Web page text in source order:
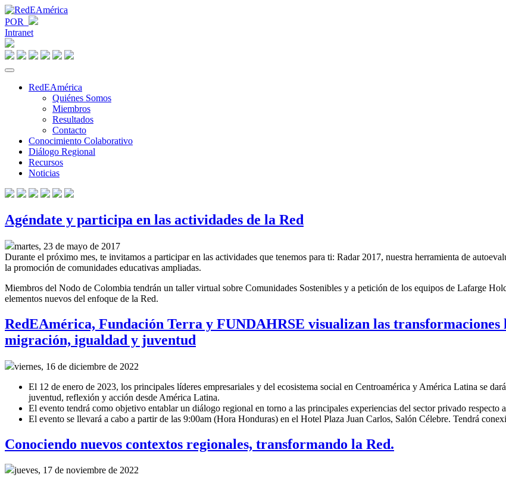
POR
Intranet
RedEAmérica
Quiénes Somos
Miembros
Resultados
Contacto
Conocimiento Colaborativo
Diálogo Regional
Recursos
Noticias
Agéndate y participa en las actividades de la Red
martes, 23 de mayo de 2017
Durante el próximo mes, te invitamos a participar en las actividades que tenemos para ti: Radar 2017, nuestra herramienta de
la promoción de comunidades educativas ampliadas.
Miembros del Nodo de Colombia tendrán un taller virtual sobre Comunidades Sostenibles y a petición de los equipos de Lafarge
elementos nuevos del enfoque de la Red.
RedEAmérica, Fundación Terra y FUNDAHRSE visualizan las transformaciones
migración, igualdad y juventud
viernes, 16 de diciembre de 2022
El 12 de enero de 2023, los principales líderes empresariales y del ecosistema social en Centroamérica y América Latina se
juventud, reflexión y acción desde América Latina.
El evento tendrá como objetivo entablar un diálogo regional en torno a las principales experiencias del sector privado
El evento se llevará a cabo a partir de las 9:00am (Hora Honduras) en el Hotel Plaza Juan Carlos, Salón Célebre. Tendrá
Conociendo nuevos contextos regionales, transformando la Red.
jueves, 17 de noviembre de 2022